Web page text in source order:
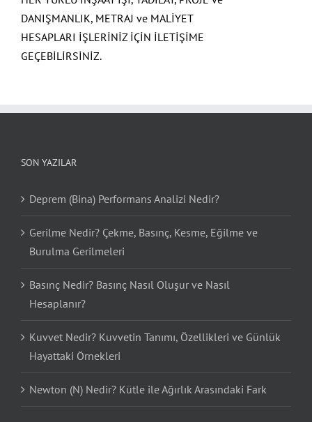
DANIŞMANLIK, METRAJ ve MALİYET
HESAPLARI İŞLERİNİZ İÇİN İLETİŞİME
GEÇEBİLİRSİNİZ.
SON YAZILAR
Deprem (Bina) Performans Analizi Nedir?
Gerilme Nedir? Çekme, Basınç, Kesme, Eğilme ve
Burulma Gerilmeleri
Basınç Nedir? Basınç Nasıl Oluşur ve Nasıl
Hesaplanır?
Kuvvet Nedir? Kuvvetin Tanımı, Özellikleri ve Günlük
Hayattaki Örnekleri
Newton (N) Nedir? Kütle ile Ağırlık Arasındaki Fark